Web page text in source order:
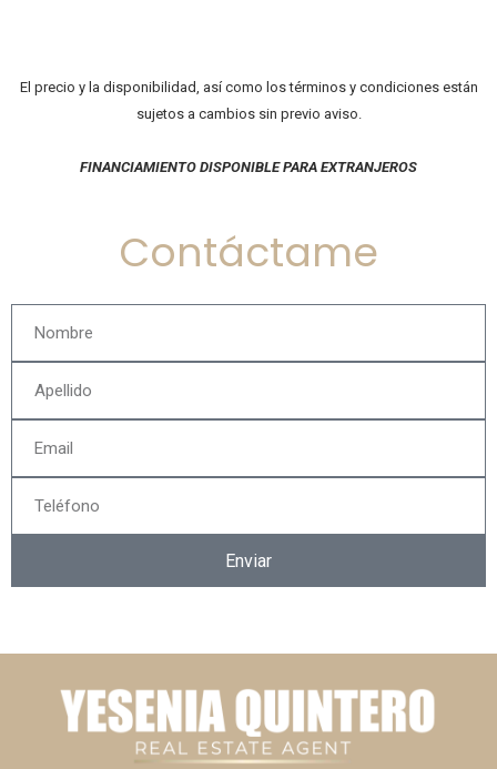
El precio y la disponibilidad, así como los términos y condiciones están
sujetos a cambios sin previo aviso.
FINANCIAMIENTO DISPONIBLE PARA EXTRANJEROS
Contáctame
Enviar